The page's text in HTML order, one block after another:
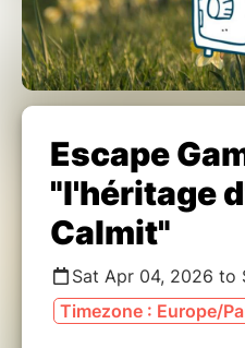
Escape
"l'héritage
Calmit"
Sat Apr 04, 2026 to
Timezone : Europe/